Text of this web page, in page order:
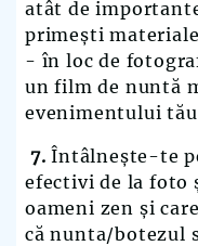
atât de
primești
- în loc de
un film de nuntă
evenimentului
7. Întâlnește-te
efectivi de la foto
oameni zen și
că nunta/botezul